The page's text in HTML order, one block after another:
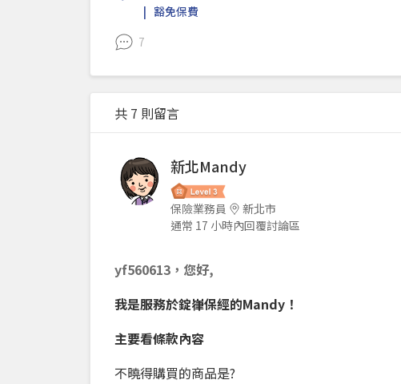
豁免保費
7
共 7 則留言
新北Mandy
保險業務員
新北市
通常 17 小時內回覆討論區
yf560613 ，您好,
我是服務於錠嵂保經的Mandy！
主要看條款內容
不曉得購買的商品是?